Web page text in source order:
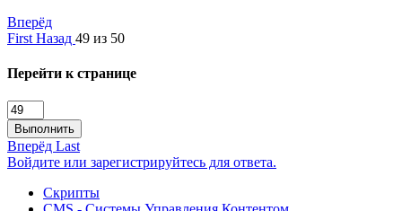
Вперёд
First Назад 49 из 50
Перейти к странице
Выполнить
Вперёд Last
Войдите или зарегистрируйтесь для ответа.
Скрипты